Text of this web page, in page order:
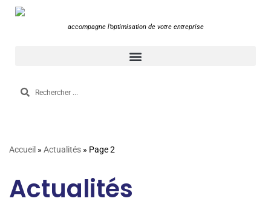
accompagne l’optimisation de votre entreprise
Accueil » Actualités » Page 2
Actualités